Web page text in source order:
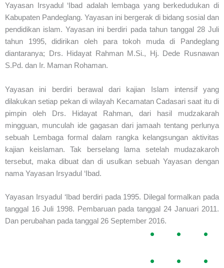
Yayasan Irsyadul ‘Ibad adalah lembaga yang berkedudukan di
Kabupaten Pandeglang. Yayasan ini bergerak di bidang sosial dan
pendidikan islam. Yayasan ini berdiri pada tahun tanggal 28 Juli
tahun 1995, didirikan oleh para tokoh muda di Pandeglang
diantaranya; Drs. Hidayat Rahman M.Si., Hj. Dede Rusnawan
S.Pd. dan Ir. Maman Rohaman.
Yayasan ini berdiri berawal dari kajian Islam intensif yang
dilakukan setiap pekan di wilayah Kecamatan Cadasari saat itu di
pimpin oleh Drs. Hidayat Rahman, dari hasil mudzakarah
mingguan, munculah ide gagasan dari jamaah tentang perlunya
sebuah Lembaga formal dalam rangka kelangsungan aktivitas
kajian keislaman. Tak berselang lama setelah mudazakaroh
tersebut, maka dibuat dan di usulkan sebuah Yayasan dengan
nama Yayasan Irsyadul ‘Ibad.
Yayasan Irsyadul ‘Ibad berdiri pada 1995. Dilegal formalkan pada
tanggal 16 Juli 1998. Pembaruan pada tanggal 24 Januari 2011.
Dan perubahan pada tanggal 26 September 2016.